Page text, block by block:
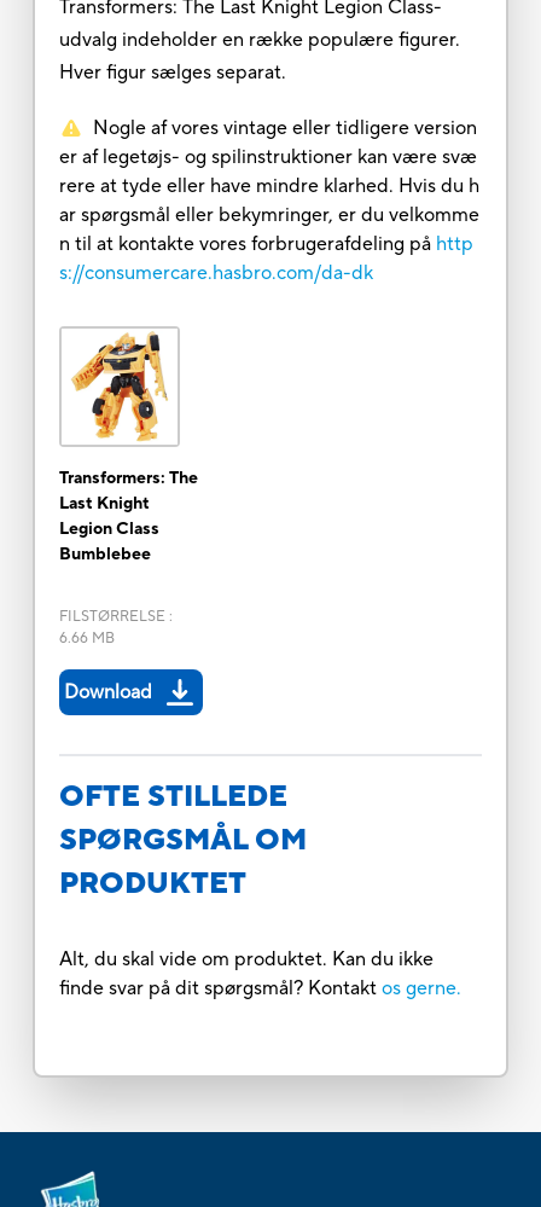
Transformers: The Last Knight Legion Class-
udvalg indeholder en række populære figurer.
Hver figur sælges separat.
Nogle af vores vintage eller tidligere version
er af legetøjs- og spilinstruktioner kan være svæ
rere at tyde eller have mindre klarhed. Hvis du h
ar spørgsmål eller bekymringer, er du velkomme
n til at kontakte vores forbrugerafdeling på http
s://consumercare.hasbro.com/da-dk
Transformers: The
Last Knight
Legion Class
Bumblebee
FILSTØRRELSE :
6.66 MB
Download
OFTE STILLEDE
SPØRGSMÅL OM
PRODUKTET
Alt, du skal vide om produktet. Kan du ikke
finde svar på dit spørgsmål? Kontakt os gerne.